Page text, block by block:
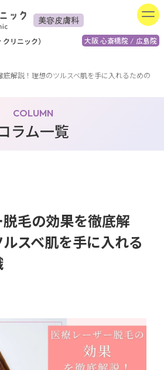
美容皮膚科
大阪 心斎橋院 / 広島院
クリニック）
解説！理想のツルスベ肌を手に入れるための
COLUMN
ラム一覧
毛の効果を徹底解
スベ肌を手に入れる